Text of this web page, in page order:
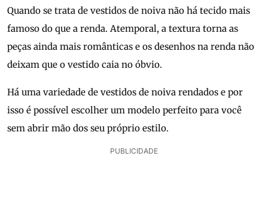
Quando se trata de vestidos de noiva não há tecido mais
famoso do que a renda. Atemporal, a textura torna as
peças ainda mais românticas e os desenhos na renda não
deixam que o vestido caia no óbvio.
Há uma variedade de vestidos de noiva rendados e por
isso é possível escolher um modelo perfeito para você
sem abrir mão dos seu próprio estilo.
PUBLICIDADE